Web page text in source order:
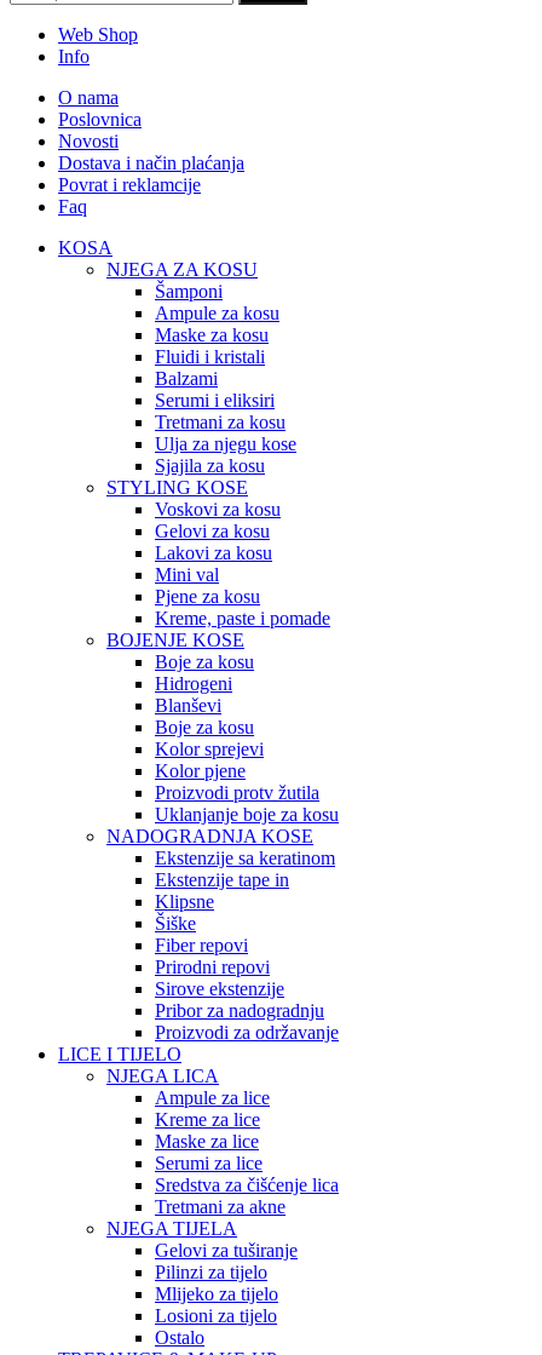
Web Shop
Info
O nama
Poslovnica
Novosti
Dostava i način plaćanja
Povrat i reklamcije
Faq
KOSA
NJEGA ZA KOSU
Šamponi
Ampule za kosu
Maske za kosu
Fluidi i kristali
Balzami
Serumi i eliksiri
Tretmani za kosu
Ulja za njegu kose
Sjajila za kosu
STYLING KOSE
Voskovi za kosu
Gelovi za kosu
Lakovi za kosu
Mini val
Pjene za kosu
Kreme, paste i pomade
BOJENJE KOSE
Boje za kosu
Hidrogeni
Blanševi
Boje za kosu
Kolor sprejevi
Kolor pjene
Proizvodi protv žutila
Uklanjanje boje za kosu
NADOGRADNJA KOSE
Ekstenzije sa keratinom
Ekstenzije tape in
Klipsne
Šiške
Fiber repovi
Prirodni repovi
Sirove ekstenzije
Pribor za nadogradnju
Proizvodi za održavanje
LICE I TIJELO
NJEGA LICA
Ampule za lice
Kreme za lice
Maske za lice
Serumi za lice
Sredstva za čišćenje lica
Tretmani za akne
NJEGA TIJELA
Gelovi za tuširanje
Pilinzi za tijelo
Mlijeko za tijelo
Losioni za tijelo
Ostalo